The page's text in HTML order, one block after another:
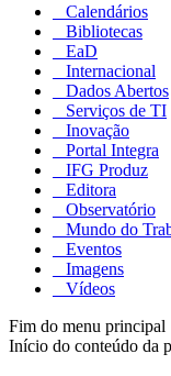
Calendários
Bibliotecas
EaD
Internacional
Dados Abertos
Serviços de TI
Inovação
Portal Integra
IFG Produz
Editora
Observatório
Mundo do
Eventos
Imagens
Vídeos
Fim do menu principal
Início do conteúdo da